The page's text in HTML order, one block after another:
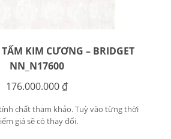
KIM CƯƠNG – BRIDGET
NN_N17600
176.000.000 ₫
chất tham khảo. Tuỳ vào từng thời
giá sẽ có thay đổi.